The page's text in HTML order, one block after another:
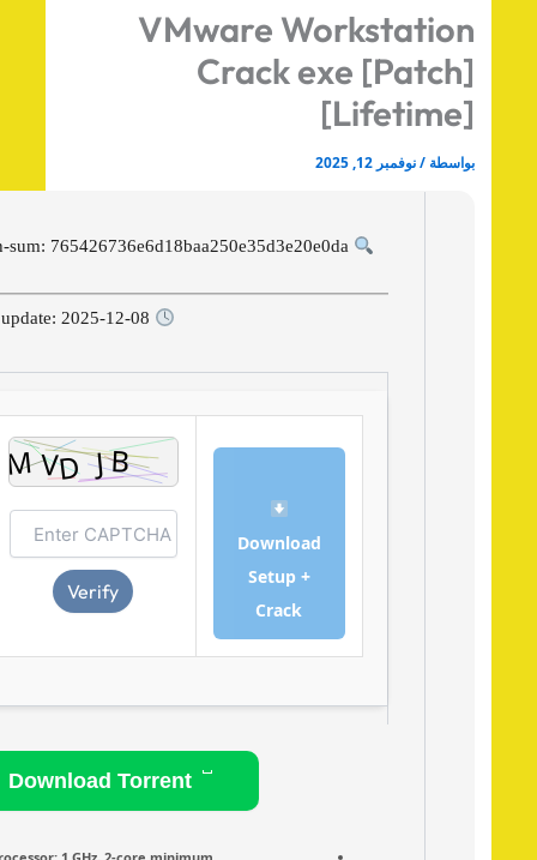
VMware
Crack exe
نوفمبر 12, 2025
Download
Processor:1 GHz, 2-core minimum